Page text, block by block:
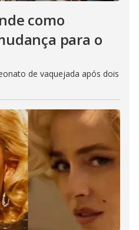
como
para o
de vaquejada após dois